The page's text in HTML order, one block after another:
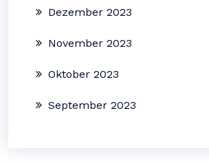
Dezember 2023
November 2023
Oktober 2023
September 2023